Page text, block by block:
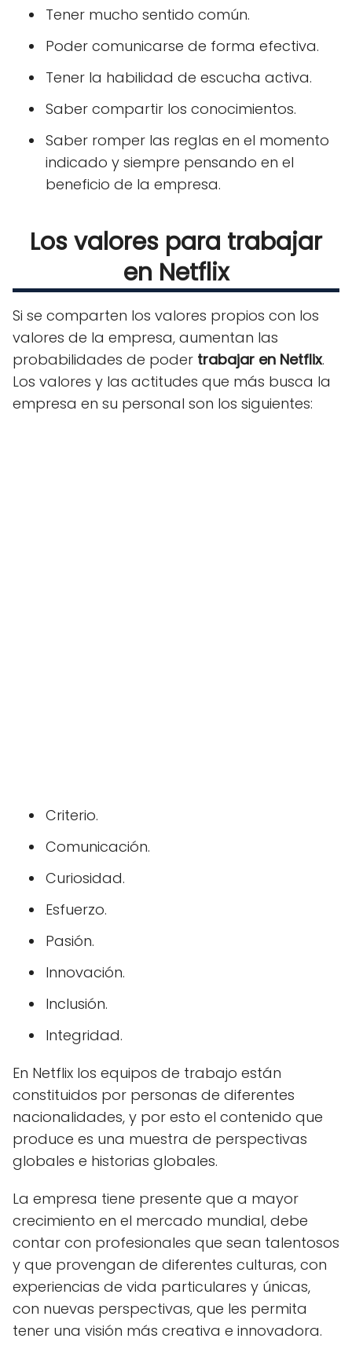
Tener mucho sentido común.
Poder comunicarse de forma efectiva.
Tener la habilidad de escucha activa.
Saber compartir los conocimientos.
Saber romper las reglas en el momento
indicado y siempre pensando en el
beneficio de la empresa.
Los valores para trabajar
en Netflix
Si se comparten los valores propios con los
valores de la empresa, aumentan las
probabilidades de poder trabajar en Netflix.
Los valores y las actitudes que más busca la
empresa en su personal son los siguientes:
Criterio.
Comunicación.
Curiosidad.
Esfuerzo.
Pasión.
Innovación.
Inclusión.
Integridad.
En Netflix los equipos de trabajo están
constituidos por personas de diferentes
nacionalidades, y por esto el contenido que
produce es una muestra de perspectivas
globales e historias globales.
La empresa tiene presente que a mayor
crecimiento en el mercado mundial, debe
contar con profesionales que sean talentosos
y que provengan de diferentes culturas, con
experiencias de vida particulares y únicas,
con nuevas perspectivas, que les permita
tener una visión más creativa e innovadora.